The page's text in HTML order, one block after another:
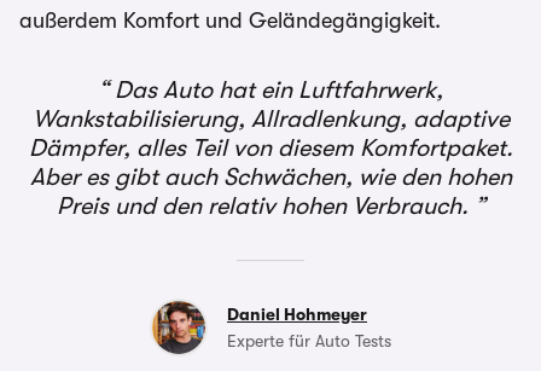
außerdem Komfort und Geländegängigkeit.
Das Auto hat ein Luftfahrwerk,
Wankstabilisierung, Allradlenkung, adaptive
Dämpfer, alles Teil von diesem Komfortpaket.
Aber es gibt auch Schwächen, wie den hohen
Preis und den relativ hohen Verbrauch.
Daniel Hohmeyer
Experte für Auto Tests